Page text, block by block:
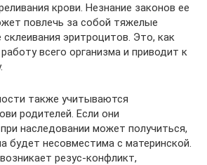
крови. Незнание законов ее
повлечь за собой тяжелые
эритроцитов. Это, как
всего организма и приводит к
также учитываются
родителей. Если они
наследовании может получиться,
будет несовместима с материнской.
резус-конфликт,